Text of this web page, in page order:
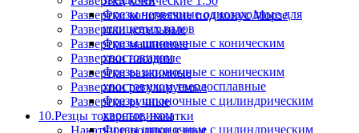
Развертки конические под конус Морзе
Развертки котельные
Развертки машинные
Развертки насадные
Развертки разжимные
Развертки регулируемые
Развертки ручные
10.Резцы токарные, накатки
Накатки и ролики к ним
Фрезы червячные однозаходные для
шлицевых валов
Фрезы шпоночные с коническим
хвостовиком
Фрезы шпоночные с коническим
хвостовиком твердосплавные
Фрезы шпоночные с цилиндрическим
хвостовиком
Фрезы шпоночные с цилиндрическим